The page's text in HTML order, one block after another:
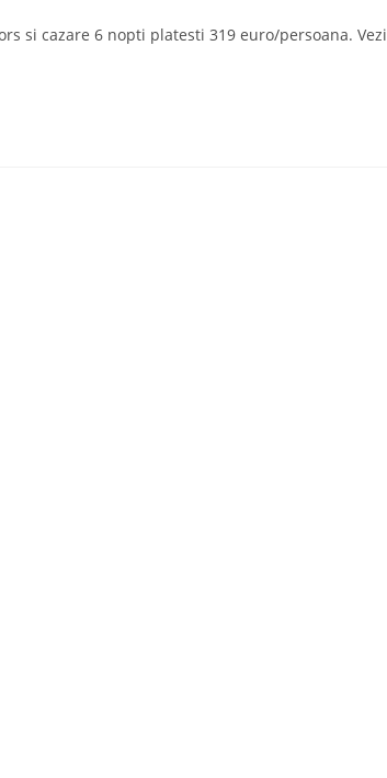
si cazare 6 nopti platesti 319 euro/persoana. Vezi